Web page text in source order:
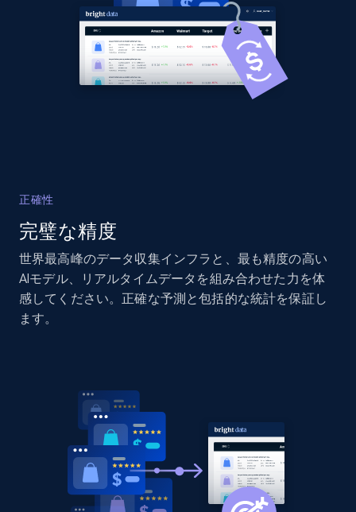
正確性
完璧な精度
世界最高峰のデータ収集インフラと、最も精度の高い
AIモデル、リアルタイムデータを組み合わせた力を体
感してください。正確な予測と包括的な統計を保証し
ます。